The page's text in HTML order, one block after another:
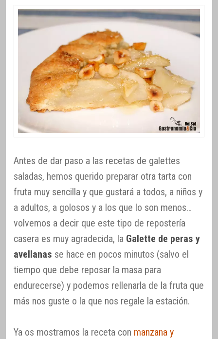
Antes de dar paso a las recetas de galettes
saladas, hemos querido preparar otra tarta con
fruta muy sencilla y que gustará a todos, a niños y
a adultos, a golosos y a los que lo son menos…
volvemos a decir que este tipo de repostería
casera es muy agradecida, la Galette de peras y
avellanas se hace en pocos minutos (salvo el
tiempo que debe reposar la masa para
endurecerse) y podemos rellenarla de la fruta que
más nos guste o la que nos regale la estación.
Ya os mostramos la receta con manzana y